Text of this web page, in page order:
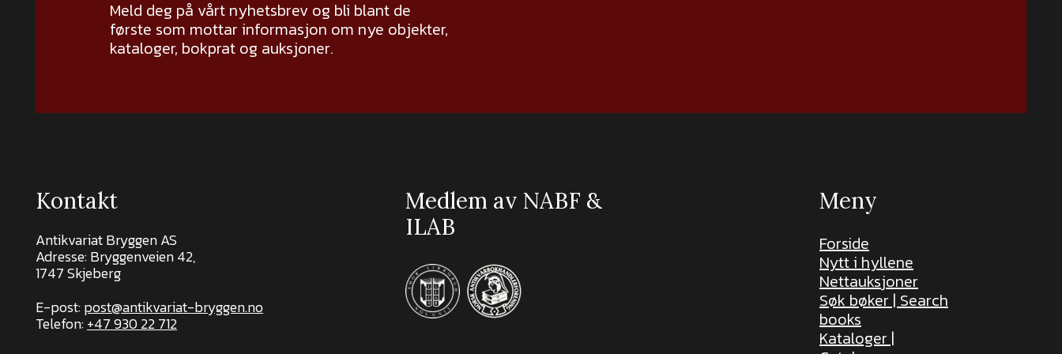
Meld deg på vårt nyhetsbrev og bli blant de
første som mottar informasjon om nye objekter,
kataloger, bokprat og auksjoner.
Kontakt
Antikvariat Bryggen AS
Adresse: Bryggenveien 42,
1747 Skjeberg
E-post:post@antikvariat-bryggen.no
Telefon:+47 930 22 712
Medlem av NABF &
ILAB
Meny
Forside
Nytt i hyllene
Nettauksjoner
Søk bøker | Search
books
Kataloger |